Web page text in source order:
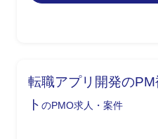
て、
どの商品ジ
→調査自
転職アプリ開発の
ト のPMO求人・案件